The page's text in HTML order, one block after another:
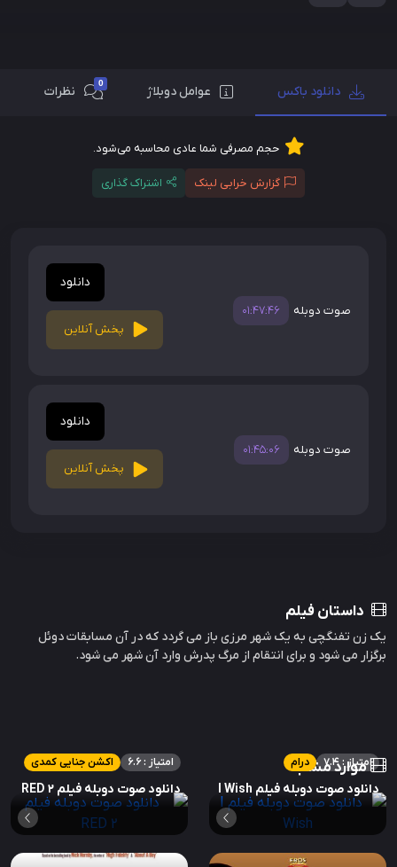
دانلود باکس عوامل دوبلاژ 0 نظرات
حجم مصرفی شما عادی محاسبه می‌شود.
گزارش خرابی لینک اشتراک گذاری
صوت دوبله 01:47:46
دانلود
پخش آنلاین
صوت دوبله 01:45:06
دانلود
پخش آنلاین
داستان فیلم
یک زن تفنگچی به یک شهر مرزی باز می گردد که در آن مسابقات دوئل
برگزار می شود و برای انتقام از مرگ پدرش وارد آن شهر می شود.
موارد مشابه
درام امتیاز : 7.4
دانلود صوت دوبله فیلم I Wish
اکشن جنایی کمدی امتیاز : 6.6
دانلود صوت دوبله فیلم RED 2